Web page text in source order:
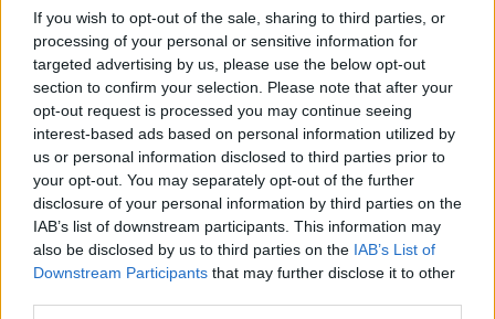
If you wish to opt-out of the sale, sharing to third parties, or
processing of your personal or sensitive information for
targeted advertising by us, please use the below opt-out
section to confirm your selection. Please note that after your
opt-out request is processed you may continue seeing
interest-based ads based on personal information utilized by
us or personal information disclosed to third parties prior to
your opt-out. You may separately opt-out of the further
disclosure of your personal information by third parties on the
IAB’s list of downstream participants. This information may
also be disclosed by us to third parties on the IAB’s List of
Downstream Participants that may further disclose it to other
AUDIENCIAS ESTRENOS STREAMING
GENTE TV CONCURSOS REALITIES
Ver perfil
@teletextopuntocom Ver perfil